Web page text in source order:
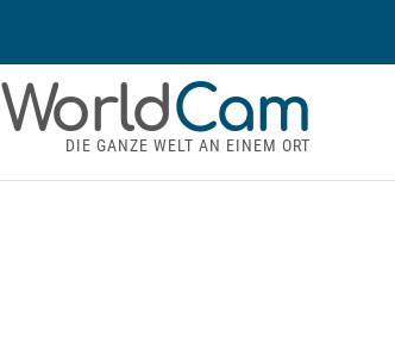
WorldCam
DIE GANZE WELT AN EINEM ORT